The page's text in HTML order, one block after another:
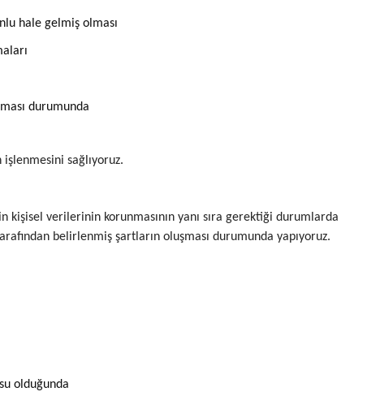
hale gelmiş olması
durumunda
sağlıyoruz.
kişisel verilerinin korunmasının yanı sıra gerektiği durumlarda
belirlenmiş şartların oluşması durumunda yapıyoruz.
olduğunda